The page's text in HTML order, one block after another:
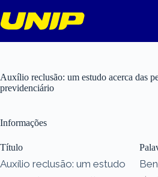
para
o
Auxílio reclusão: um estudo acerca das
previdenciário
Informações
Título
Auxílio reclusão: um estudo